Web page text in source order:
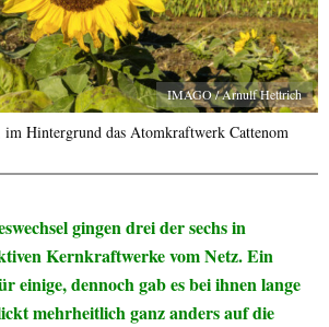
IMAGO / Arnulf Hettrich
Hintergrund das Atomkraftwerk Cattenom
gingen drei der sechs in
Kernkraftwerke vom Netz. Ein
einige, dennoch gab es bei ihnen lange
mehrheitlich ganz anders auf die